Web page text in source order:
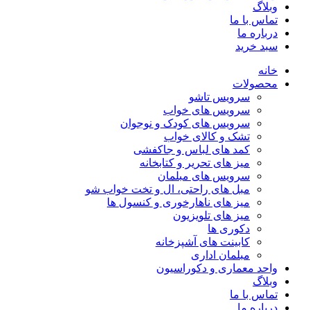
وبلاگ
تماس با ما
درباره ما
سبد خرید
خانه
محصولات
سرویس تاشو
سرویس های خواب
سرویس های کودک و نوجوان
تشک و کالای خواب
کمد های لباس و جاکفشی
میز های تحریر و کتابخانه
سرویس های مبلمان
مبل های راحتی، ال و تخت خواب شو
میز های ناهارخوری و کنسول ها
میز های تلویزیون
دکوری ها
کابینت های آشپزخانه
مبلمان اداری
واحد معماری و دکوراسیون
وبلاگ
تماس با ما
درباره ما